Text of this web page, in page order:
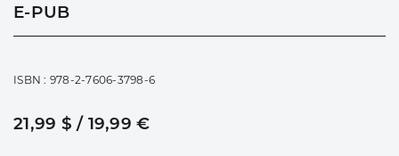
E-PUB
ISBN : 978-2-7606-3798-6
21,99 $ / 19,99 €